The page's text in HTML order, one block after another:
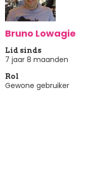
Bruno Lowagie
Lid sinds
7 jaar 8 maanden
Rol
Gewone gebruiker